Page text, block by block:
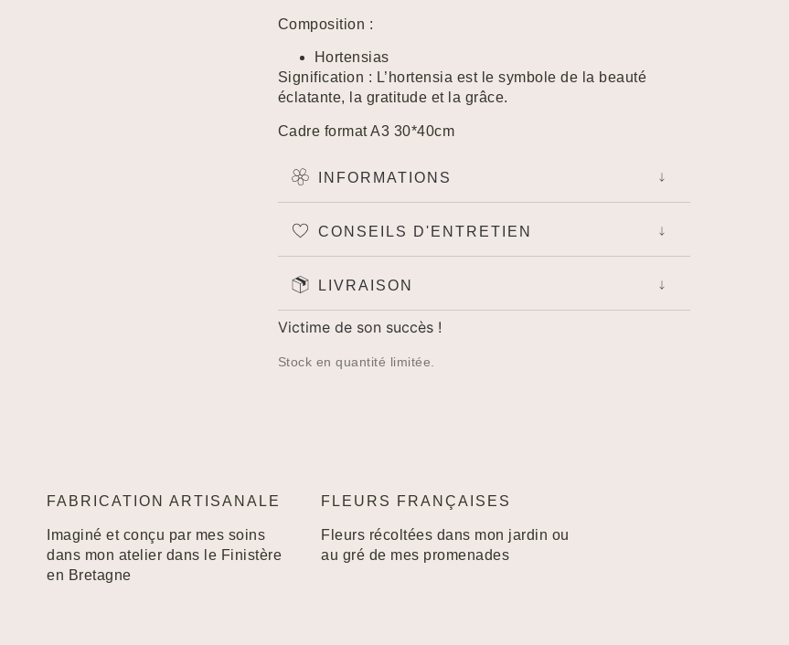
Composition :
Hortensias
Signification : L’hortensia est le symbole de la beauté
éclatante, la gratitude et la grâce.
Cadre format A3 30*40cm
INFORMATIONS
CONSEILS D'ENTRETIEN
LIVRAISON
Victime de son succès !
Stock en quantité limitée.
FABRICATION ARTISANALE
Imaginé et conçu par mes soins
dans mon atelier dans le Finistère
en Bretagne
FLEURS FRANÇAISES
Fleurs récoltées dans mon jardin ou
au gré de mes promenades